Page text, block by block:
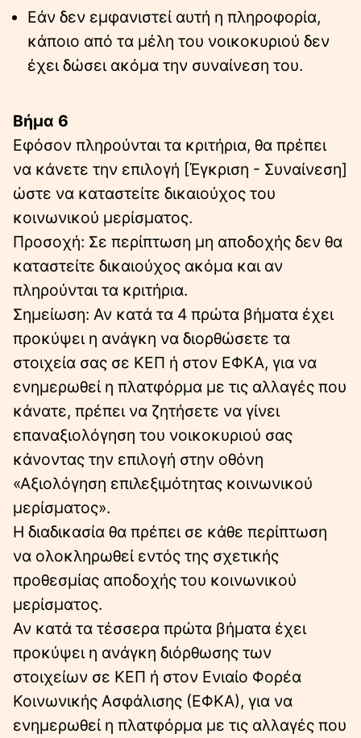
Εάν δεν εμφανιστεί αυτή η πληροφορία,
κάποιο από τα μέλη του νοικοκυριού δεν
έχει δώσει ακόμα την συναίνεση του.
Βήμα 6
Εφόσον πληρούνται τα κριτήρια, θα πρέπει
να κάνετε την επιλογή [Έγκριση - Συναίνεση]
ώστε να καταστείτε δικαιούχος του
κοινωνικού μερίσματος.
Προσοχή: Σε περίπτωση μη αποδοχής δεν θα
καταστείτε δικαιούχος ακόμα και αν
πληρούνται τα κριτήρια.
Σημείωση: Αν κατά τα 4 πρώτα βήματα έχει
προκύψει η ανάγκη να διορθώσετε τα
στοιχεία σας σε ΚΕΠ ή στον ΕΦΚΑ, για να
ενημερωθεί η πλατφόρμα με τις αλλαγές που
κάνατε, πρέπει να ζητήσετε να γίνει
επαναξιολόγηση του νοικοκυριού σας
κάνοντας την επιλογή στην οθόνη
«Αξιολόγηση επιλεξιμότητας κοινωνικού
μερίσματος».
Η διαδικασία θα πρέπει σε κάθε περίπτωση
να ολοκληρωθεί εντός της σχετικής
προθεσμίας αποδοχής του κοινωνικού
μερίσματος.
Αν κατά τα τέσσερα πρώτα βήματα έχει
προκύψει η ανάγκη διόρθωσης των
στοιχείων σε ΚΕΠ ή στον Ενιαίο Φορέα
Κοινωνικής Ασφάλισης (ΕΦΚΑ), για να
ενημερωθεί η πλατφόρμα με τις αλλαγές που